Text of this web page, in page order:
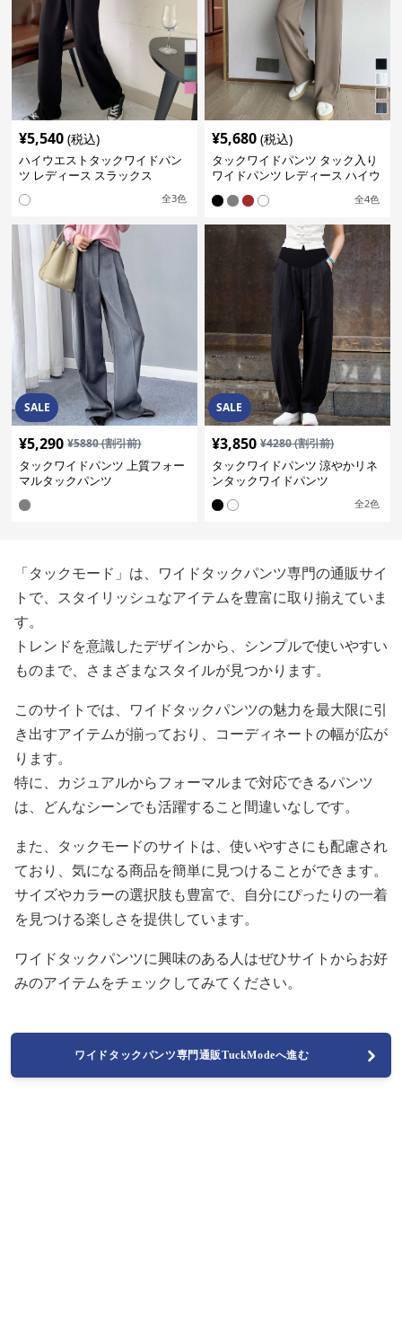
¥5,540 (税込)
ハイウエストタックワイドパン
ツ レディース スラックス
全3色
¥5,680 (税込)
タックワイドパンツ タック入り
ワイドパンツ レディース ハイウ
全4色
SALE
¥5,290 ¥5880(割引前)
タックワイドパンツ 上質フォー
マルタックパンツ
SALE
¥3,850 ¥4280(割引前)
タックワイドパンツ 涼やかリネ
ンタックワイドパンツ
全2色
「タックモード」は、ワイドタックパンツ専門の通販サイ
トで、スタイリッシュなアイテムを豊富に取り揃えていま
す。
トレンドを意識したデザインから、シンプルで使いやすい
ものまで、さまざまなスタイルが見つかります。
このサイトでは、ワイドタックパンツの魅力を最大限に引
き出すアイテムが揃っており、コーディネートの幅が広が
ります。
特に、カジュアルからフォーマルまで対応できるパンツ
は、どんなシーンでも活躍すること間違いなしです。
また、タックモードのサイトは、使いやすさにも配慮され
ており、気になる商品を簡単に見つけることができます。
サイズやカラーの選択肢も豊富で、自分にぴったりの一着
を見つける楽しさを提供しています。
ワイドタックパンツに興味のある人はぜひサイトからお好
みのアイテムをチェックしてみてください。
ワイドタックパンツ専門通販TuckModeへ進む